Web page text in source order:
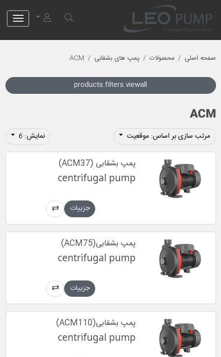
صفحه اصلی محصولات پمپ های بشقابی ACM
products.filters.viewall
ACM
مرتب سازی بر اساس: موقعیت نمایش: 6
پمپ بشقابی (ACM37)
centrifugal pump
جزییات
پمپ بشقابی(ACM75)
centrifugal pump
جزییات
پمپ بشقابی(ACM110)
centrifugal pump